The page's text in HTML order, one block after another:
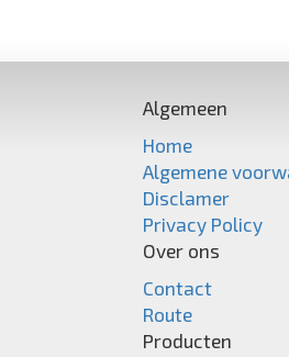
Algemeen
Home
Algemene
Disclamer
Privacy Policy
Over ons
Contact
Route
Producten